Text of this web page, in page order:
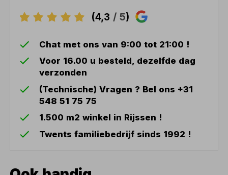
(4,3 / 5)
Chat met ons van 9:00 tot 21:00 !
Voor 16.00 u besteld, dezelfde dag
verzonden
(Technische) Vragen ? Bel ons +31
548 51 75 75
1.500 m2 winkel in Rijssen !
Twents familiebedrijf sinds 1992 !